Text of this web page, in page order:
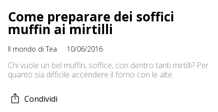
Come preparare dei soffici
muffin ai mirtilli
Il mondo di Tea 10/06/2016
Chi vuole un bel muffin, soffice, con dentro tanti mirtilli? Per
quanto sia difficile accendere il forno con le alte
sicuramente fare a meno. Realizzarli è veramente semplice
e veloce e non vi occorreranno nè tanto tempo, nè troppo
Condividi